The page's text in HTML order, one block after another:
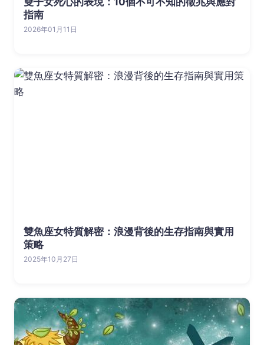
指南
2026年01月11日
雙魚座女特質解密：浪漫背後的生存指南與實用
策略
2025年10月27日